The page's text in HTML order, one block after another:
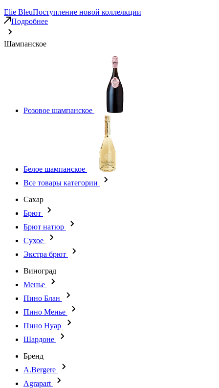
Elie BleuПоступление новой коллелкции
Подробнее
Шампанское
Розовое шампанское
Белое шампанское
Все товары категории
Сахар
Брют
Брют натюр
Сухое
Экстра брют
Виноград
Менье
Пино Блан
Пино Менье
Пино Нуар
Шардоне
Бренд
A.Bergere
Agrapart